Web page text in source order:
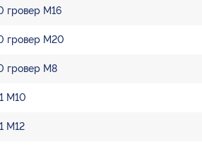
гровер М16
гровер М20
гровер М8
М10
М12